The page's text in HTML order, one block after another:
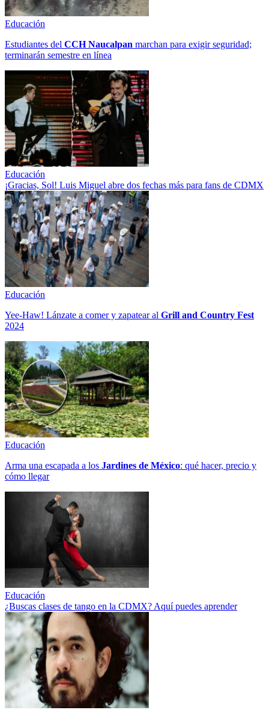
Educación
Estudiantes del CCH Naucalpan marchan para exigir seguridad;
terminarán semestre en línea
Educación
¡Gracias, Sol! Luis Miguel abre dos fechas más para fans de CDMX
Educación
Yee-Haw! Lánzate a comer y zapatear al Grill and Country Fest
2024
Educación
Arma una escapada a los Jardines de México: qué hacer, precio y
cómo llegar
Educación
¿Buscas clases de tango en la CDMX? Aquí puedes aprender